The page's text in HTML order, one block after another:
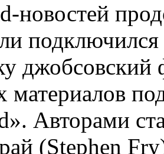
новостей
джобсовский
материалов
Авторами
(Stephen